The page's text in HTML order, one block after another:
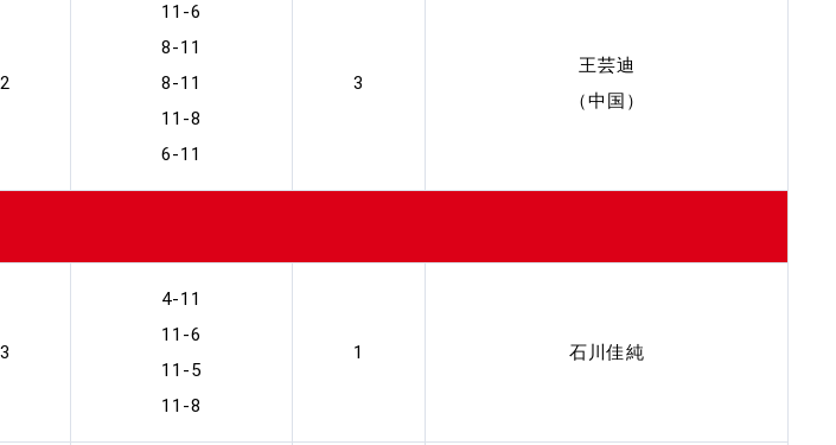
2
11-6
8-11
8-11
11-8
6-11
3
王芸迪
（中国）
3
4-11
11-6
11-5
11-8
1 石川佳純